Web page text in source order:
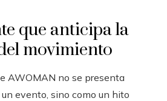
que anticipa la
movimiento
AWOMAN no se presenta
evento, sino como un hito